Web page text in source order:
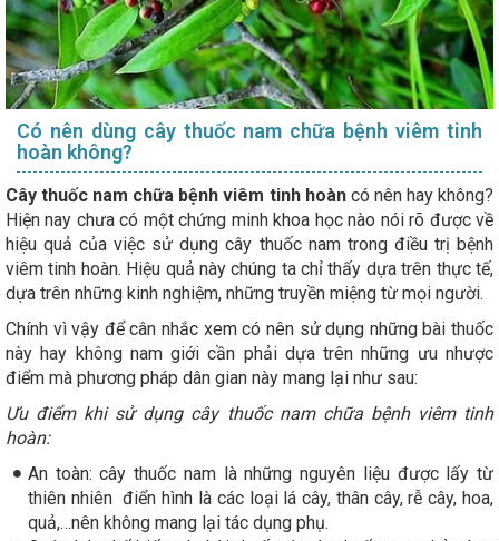
Có nên dùng cây thuốc nam chữa bệnh viêm tinh
hoàn không?
Cây thuốc nam chữa bệnh viêm tinh hoàn có nên hay không?
Hiện nay chưa có một chứng minh khoa học nào nói rõ được về
hiệu quả của việc sử dụng cây thuốc nam trong điều trị bệnh
viêm tinh hoàn. Hiệu quả này chúng ta chỉ thấy dựa trên thực tế,
dựa trên những kinh nghiệm, những truyền miệng từ mọi người.
Chính vì vậy để cân nhắc xem có nên sử dụng những bài thuốc
này hay không nam giới cần phải dựa trên những ưu nhược
điểm mà phương pháp dân gian này mang lại như sau:
Ưu điểm khi sử dụng cây thuốc nam chữa bệnh viêm tinh
hoàn:
An toàn: cây thuốc nam là những nguyên liệu được lấy từ
thiên nhiên điển hình là các loại lá cây, thân cây, rễ cây, hoa,
quả,…nên không mang lại tác dụng phụ.